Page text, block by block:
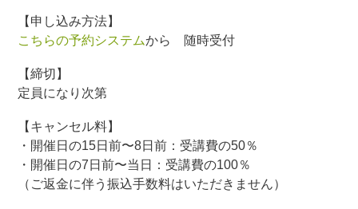
【申し込み方法】
こちらの予約システムから 随時受付
【締切】
定員になり次第
【キャンセル料】
・開催日の15日前〜8日前：受講費の50％
・開催日の7日前〜当日：受講費の100％
（ご返金に伴う振込手数料はいただきません）